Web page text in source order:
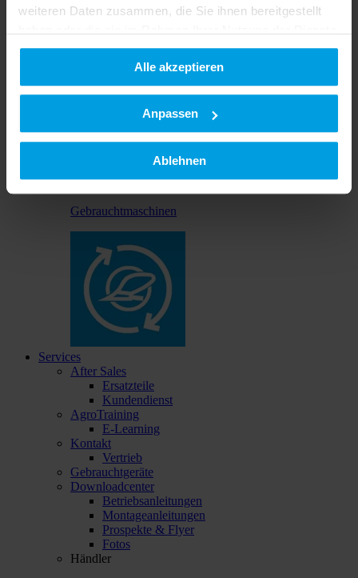
weiteren Daten zusammen, die Sie ihnen bereitgestellt
gesammelt haben.
Datenschutzerklärung|Impressum
Alle akzeptieren
Anpassen
Ablehnen
Blue Deals 2026
Gebrauchtmaschinen
Services
After Sales
Ersatzteile
Kundendienst
AgroTraining
E-Learning
Kontakt
Vertrieb
Gebrauchtgeräte
Downloadcenter
Betriebsanleitungen
Montageanleitungen
Prospekte & Flyer
Fotos
Händler